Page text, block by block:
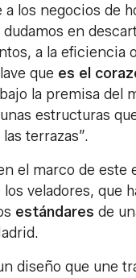
los negocios de
dudamos en
a la eficiencia
que es el
la premisa del
estructuras
terrazas”.
el marco de este
veladores, que
estándares de
diseño que une